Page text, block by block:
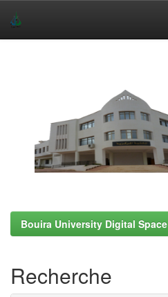
Bouira University Digital Space
Recherche